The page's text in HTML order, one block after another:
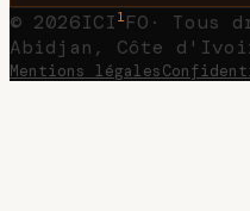
© 2026ICI 1 FO · Tous
Abidjan, Côte
Mentions légales